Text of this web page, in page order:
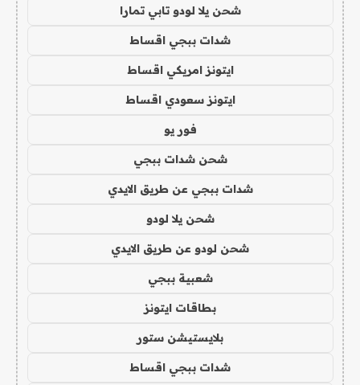
شحن يلا لودو تابي تمارا
شدات ببجي اقساط
ايتونز امريكي اقساط
ايتونز سعودي اقساط
فور يو
شحن شدات ببجي
شدات ببجي عن طريق الايدي
شحن يلا لودو
شحن لودو عن طريق الايدي
شعبية ببجي
بطاقات ايتونز
بلايستيشن ستور
شدات ببجي اقساط